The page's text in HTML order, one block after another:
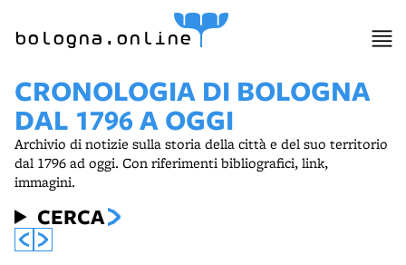
bologna.online
CRONOLOGIA DI BOLOGNA
DAL 1796 A OGGI
Archivio di notizie sulla storia della città e del suo territorio
dal 1796 ad oggi. Con riferimenti bibliografici, link,
immagini.
CERCA